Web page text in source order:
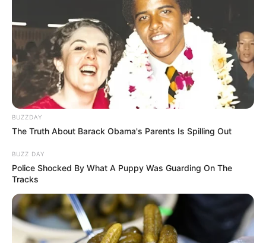
A falta de alimentação adequada também era uma preocupação
constante. “Algumas mães relataram que seus filhos chegavam em
BUZZDAY
The Truth About Barack Obama's Parents Is Spilling Out
BUZZ DAY
Police Shocked By What A Puppy Was Guarding On The
Tracks